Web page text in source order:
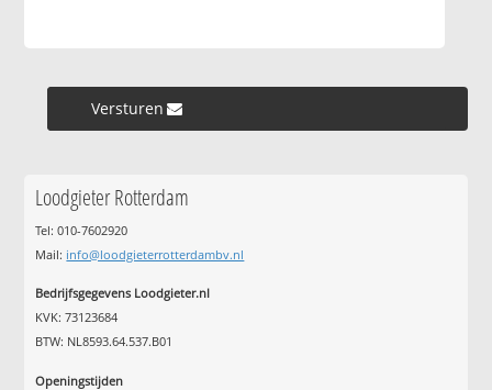
Versturen »
Loodgieter Rotterdam
Tel: 010-7602920
Mail: info@loodgieterrotterdambv.nl
Bedrijfsgegevens Loodgieter.nl
KVK: 73123684
BTW: NL8593.64.537.B01
Openingstijden